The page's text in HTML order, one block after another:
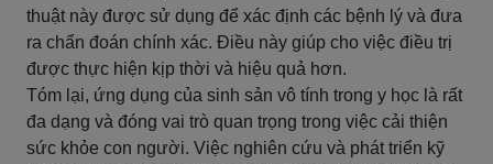
thuật này được sử dụng để xác định các bệnh lý và đưa
ra chẩn đoán chính xác. Điều này giúp cho việc điều trị
được thực hiện kịp thời và hiệu quả hơn.
Tóm lại, ứng dụng của sinh sản vô tính trong y học là rất
đa dạng và đóng vai trò quan trọng trong việc cải thiện
sức khỏe con người. Việc nghiên cứu và phát triển kỹ